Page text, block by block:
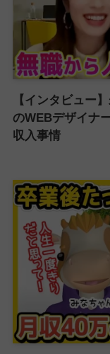
【インタビュー
のWEBデザイナ
収入事情